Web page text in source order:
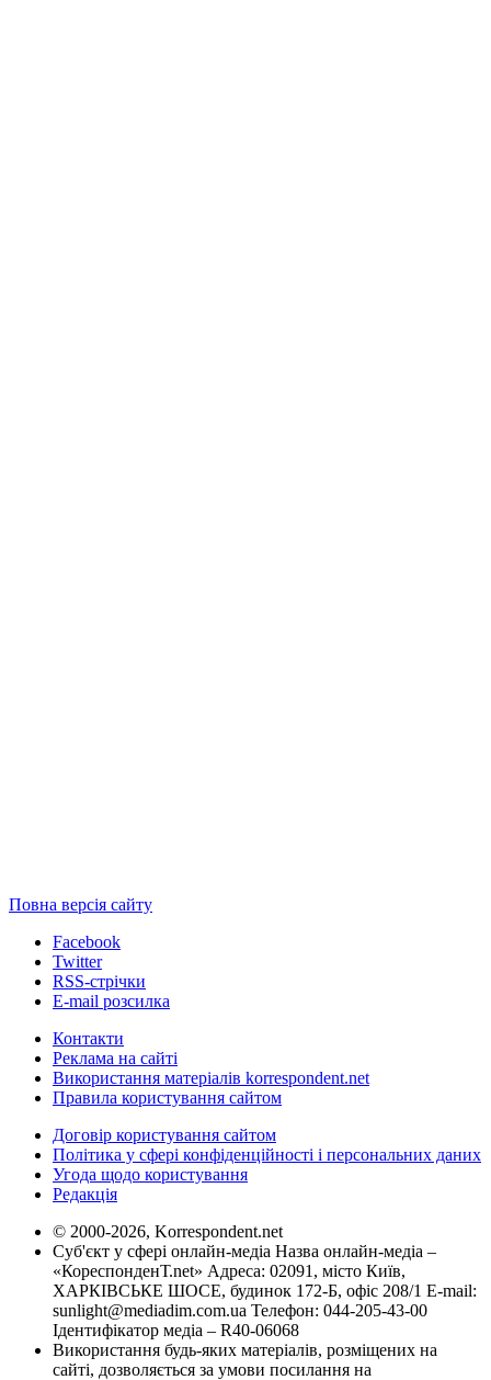
Повна версія сайту
Facebook
Twitter
RSS-стрічки
E-mail розсилка
Контакти
Реклама на сайті
Використання матеріалів korrespondent.net
Правила користування сайтом
Договір користування сайтом
Політика у сфері конфіденційності і персональних даних
Угода щодо користування
Редакція
© 2000-2026, Korrespondent.net
Суб'єкт у сфері онлайн-медіа Назва онлайн-медіа –
«КореспонденТ.net» Адреса: 02091, місто Київ,
ХАРКІВСЬКЕ ШОСЕ, будинок 172-Б, офіс 208/1 E-mail:
sunlight@mediadim.com.ua Телефон: 044-205-43-00
Ідентифікатор медіа – R40-06068
Використання будь-яких матеріалів, розміщених на
сайті, дозволяється за умови посилання на